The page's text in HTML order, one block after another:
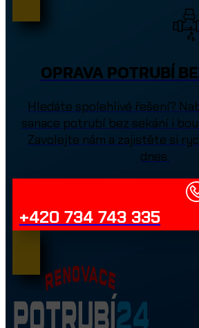
OPRAVA POTRUBÍ
Hledáte spolehlivé řešení?
sanace potrubí bez sekání i
Zavolejte nám a zajistěte si
dnes.
+420 734 743 335